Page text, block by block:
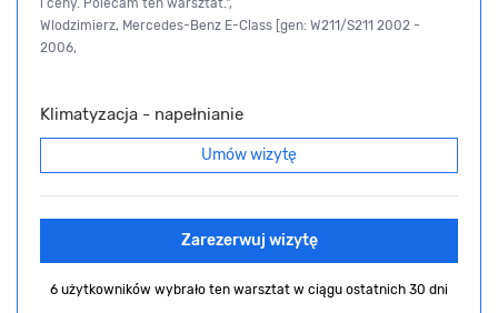
Wlodzimierz, Mercedes-Benz E-Class [gen: W211/S211 2002 -
2006,
Klimatyzacja - napełnianie
Umów wizytę
Zarezerwuj wizytę
6 użytkowników wybrało ten warsztat w ciągu ostatnich 30 dni